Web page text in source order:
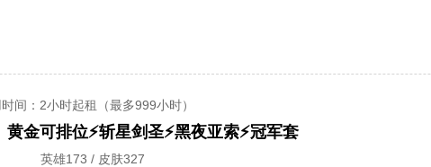
间 ：2小时起租（最多999小时）
金可排位⚡斩星剑圣⚡黑夜亚索⚡冠军套
英雄173 / 皮肤327